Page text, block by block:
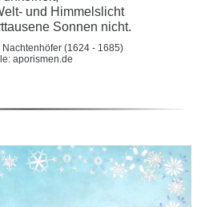
und Himmelslicht
Sonnen nicht.
(1624 - 1685)
aporismen.de